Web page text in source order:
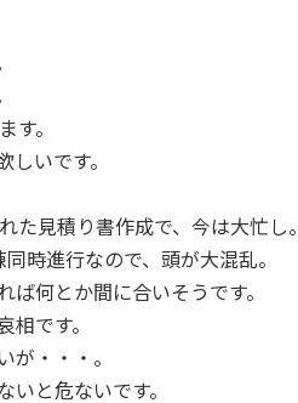
す。
いです。
た見積り書作成で、今は大忙し。
時進行なので、頭が大混乱。
ば何とか間に合いそうです。
相です。
が・・・。
いと危ないです。